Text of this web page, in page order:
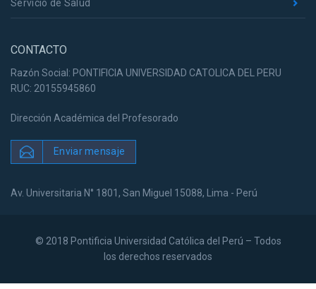
Servicio de Salud
CONTACTO
Razón Social: PONTIFICIA UNIVERSIDAD CATOLICA DEL PERU
RUC: 20155945860
Dirección Académica del Profesorado
Enviar mensaje
Av. Universitaria N° 1801, San Miguel 15088, Lima - Perú
© 2018 Pontificia Universidad Católica del Perú – Todos
los derechos reservados